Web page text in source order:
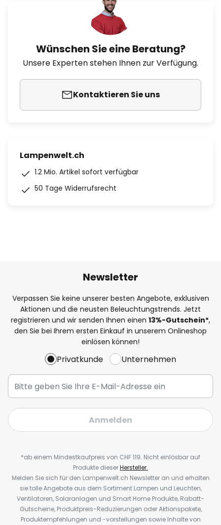
Wünschen Sie eine Beratung?
Unsere Experten stehen Ihnen zur Verfügung.
Kontaktieren Sie uns
Lampenwelt.ch
1.2 Mio. Artikel sofort verfügbar
50 Tage Widerrufsrecht
Newsletter
Verpassen Sie keine unserer besten Angebote, exklusiven
Aktionen und die neusten Beleuchtungstrends. Jetzt
registrieren und wir senden Ihnen einen 13%-Gutschein*,
den Sie bei Ihrem ersten Einkauf in unserem Onlineshop
einlösen können!
Privatkunde Unternehmen
Anmelden
*ab einem Mindestkaufpreis von CHF 119. Nicht einlösbar auf
Produkte dieserHersteller.
Melden Sie sich für den Lampenwelt.ch Newsletter an und erhalten
sie tolle Angebote aus dem Sortiment Lampen und Leuchten,
Ventilatoren, Solaranlagen und Smart Home Produkte, Rabatt-
Gutscheine, Produktpreis-Reduzierungen oder Aktionspakete,
Produktempfehlungen und -vorstellungen sowie Inhalte von